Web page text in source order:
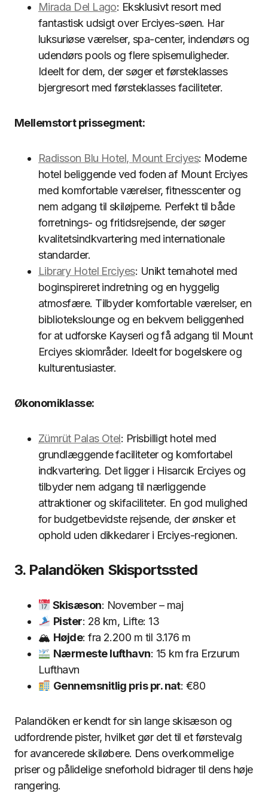
Mirada Del Lago: Eksklusivt resort med
fantastisk udsigt over Erciyes-søen. Har
luksuriøse værelser, spa-center, indendørs og
udendørs pools og flere spisemuligheder.
Ideelt for dem, der søger et førsteklasses
bjergresort med førsteklasses faciliteter.
Mellemstort prissegment:
Radisson Blu Hotel, Mount Erciyes: Moderne
hotel beliggende ved foden af Mount Erciyes
med komfortable værelser, fitnesscenter og
nem adgang til skiløjperne. Perfekt til både
forretnings- og fritidsrejsende, der søger
kvalitetsindkvartering med internationale
standarder.
Library Hotel Erciyes: Unikt temahotel med
boginspireret indretning og en hyggelig
atmosfære. Tilbyder komfortable værelser, en
bibliotekslounge og en bekvem beliggenhed
for at udforske Kayseri og få adgang til Mount
Erciyes skiområder. Ideelt for bogelskere og
kulturentusiaster.
Økonomiklasse:
Zümrüt Palas Otel: Prisbilligt hotel med
grundlæggende faciliteter og komfortabel
indkvartering. Det ligger i Hisarcık Erciyes og
tilbyder nem adgang til nærliggende
attraktioner og skifaciliteter. En god mulighed
for budgetbevidste rejsende, der ønsker et
ophold uden dikkedarer i Erciyes-regionen.
3. Palandöken Skisportssted
Skisæson: November – maj
Pister: 28 km, Lifte: 13
🏔 Højde: fra 2.200 m til 3.176 m
Nærmeste lufthavn: 15 km fra Erzurum
Lufthavn
Gennemsnitlig pris pr. nat: €80
Palandöken er kendt for sin lange skisæson og
udfordrende pister, hvilket gør det til et førstevalg
for avancerede skiløbere. Dens overkommelige
priser og pålidelige sneforhold bidrager til dens høje
rangering.